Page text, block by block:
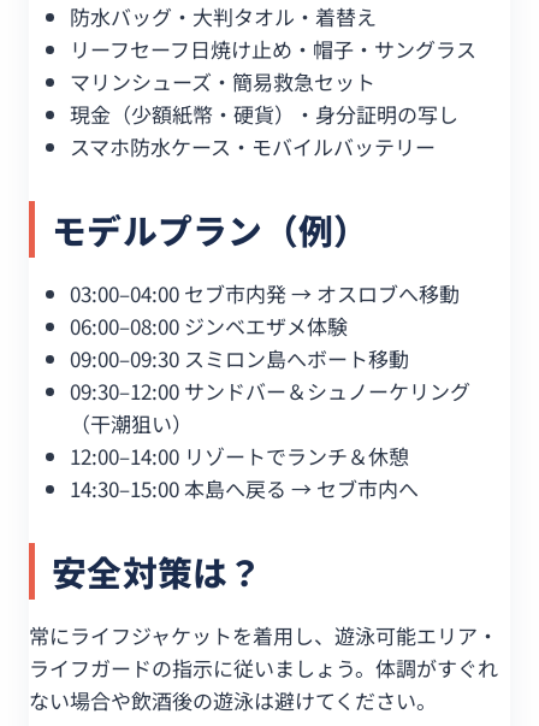
防水バッグ・大判タオル・着替え
リーフセーフ日焼け止め・帽子・サングラス
マリンシューズ・簡易救急セット
現金（少額紙幣・硬貨）・身分証明の写し
スマホ防水ケース・モバイルバッテリー
モデルプラン（例）
03:00–04:00 セブ市内発 → オスロブへ移動
06:00–08:00 ジンベエザメ体験
09:00–09:30 スミロン島へボート移動
09:30–12:00 サンドバー＆シュノーケリング
（干潮狙い）
12:00–14:00 リゾートでランチ＆休憩
14:30–15:00 本島へ戻る → セブ市内へ
安全対策は？
常にライフジャケットを着用し、遊泳可能エリア・
ライフガードの指示に従いましょう。体調がすぐれ
ない場合や飲酒後の遊泳は避けてください。